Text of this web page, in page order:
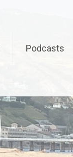
Podcasts